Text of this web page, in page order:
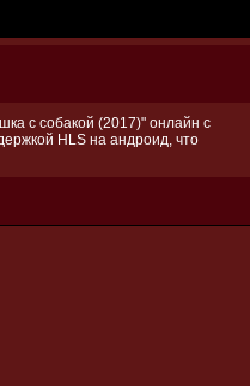
с собакой (2017)" онлайн с
HLS на андроид, что